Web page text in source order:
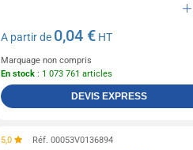
A partir de 0,04 €HT
Marquage non compris
En stock: 1 073 761 articles
DEVIS EXPRESS
5,0 Réf. 00053V0136894